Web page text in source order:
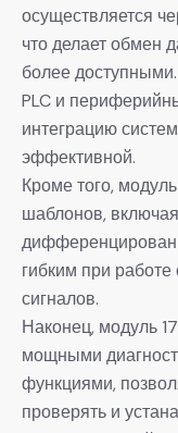
осуществляется
что делает обмен
более
PLC и
интеграцию
эффективной.
Кроме того,
шаблонов,
гибким при
сигналов.
Наконец, модуль
мощными
функциями,
проверять и